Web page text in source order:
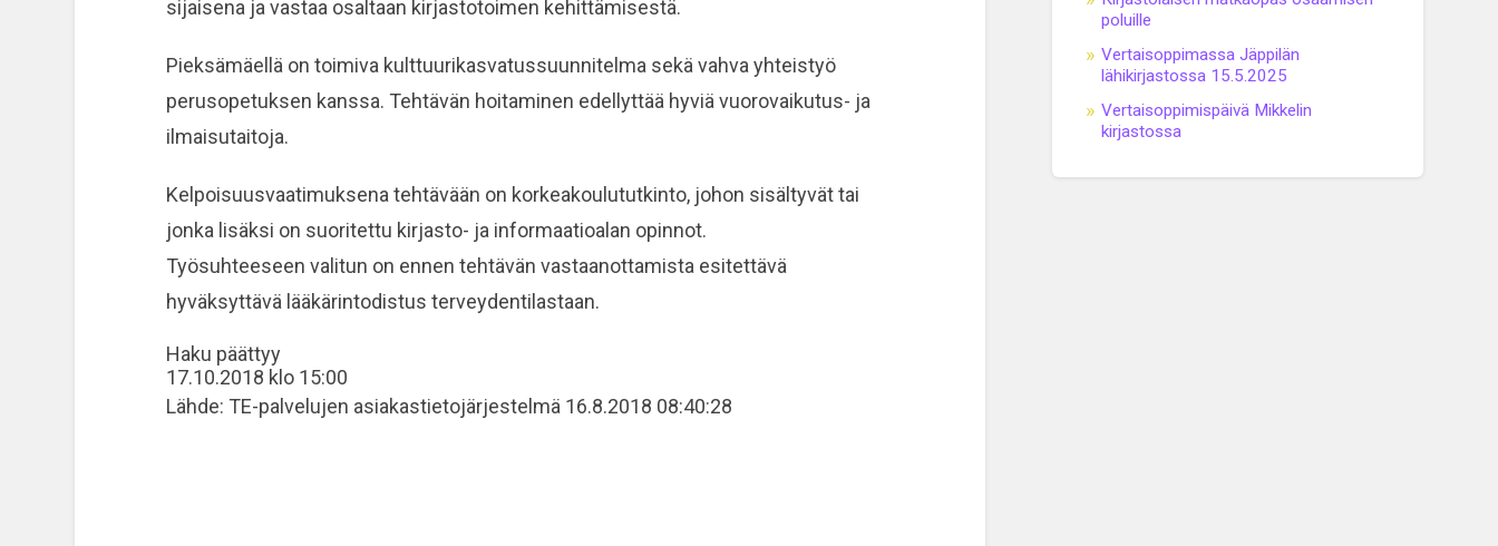
sijaisena ja vastaa osaltaan kirjastotoimen kehittämisestä.
Pieksämäellä on toimiva kulttuurikasvatussuunnitelma sekä vahva yhteistyö
perusopetuksen kanssa. Tehtävän hoitaminen edellyttää hyviä vuorovaikutus- ja
ilmaisutaitoja.
Kelpoisuusvaatimuksena tehtävään on korkeakoulututkinto, johon sisältyvät tai
jonka lisäksi on suoritettu kirjasto- ja informaatioalan opinnot.
Työsuhteeseen valitun on ennen tehtävän vastaanottamista esitettävä
hyväksyttävä lääkärintodistus terveydentilastaan.
Haku päättyy
17.10.2018 klo 15:00
Lähde: TE-palvelujen asiakastietojärjestelmä 16.8.2018 08:40:28
poluille
Vertaisoppimassa Jäppilän
lähikirjastossa 15.5.2025
Vertaisoppimispäivä Mikkelin
kirjastossa